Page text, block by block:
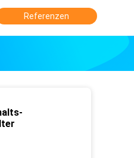
Referenzen